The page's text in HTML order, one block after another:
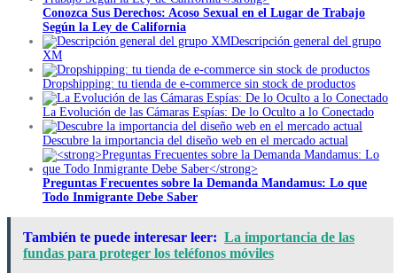
Conozca Sus Derechos: Acoso Sexual en el Lugar de Trabajo
Según la Ley de California
Descripción general del grupo
XM
Dropshipping: tu tienda de e-commerce sin stock de productos
La Evolución de las Cámaras Espías: De lo Oculto a lo Conectado
Descubre la importancia del diseño web en el mercado actual
Preguntas Frecuentes sobre la Demanda Mandamus: Lo que
Todo Inmigrante Debe Saber
También te puede interesar leer: La importancia de las
fundas para proteger los teléfonos móviles